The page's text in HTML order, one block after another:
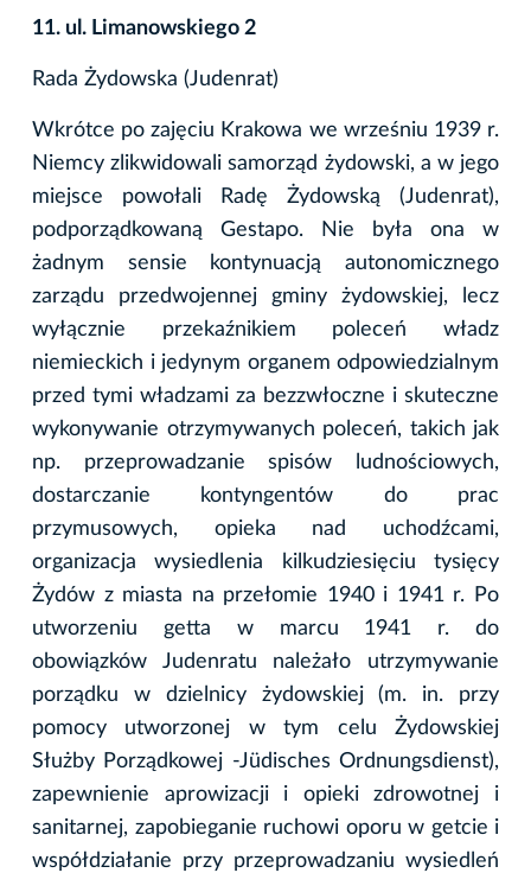
11. ul. Limanowskiego 2
Rada Żydowska (Judenrat)
Wkrótce po zajęciu Krakowa we wrześniu 1939 r.
Niemcy zlikwidowali samorząd żydowski, a w jego
miejsce powołali Radę Żydowską (Judenrat),
podporządkowaną Gestapo. Nie była ona w
żadnym sensie kontynuacją autonomicznego
zarządu przedwojennej gminy żydowskiej, lecz
wyłącznie przekaźnikiem poleceń władz
niemieckich i jedynym organem odpowiedzialnym
przed tymi władzami za bezzwłoczne i skuteczne
wykonywanie otrzymywanych poleceń, takich jak
np. przeprowadzanie spisów ludnościowych,
dostarczanie kontyngentów do prac
przymusowych, opieka nad uchodźcami,
organizacja wysiedlenia kilkudziesięciu tysięcy
Żydów z miasta na przełomie 1940 i 1941 r. Po
utworzeniu getta w marcu 1941 r. do
obowiązków Judenratu należało utrzymywanie
porządku w dzielnicy żydowskiej (m. in. przy
pomocy utworzonej w tym celu Żydowskiej
Służby Porządkowej -Jüdisches Ordnungsdienst),
zapewnienie aprowizacji i opieki zdrowotnej i
sanitarnej, zapobieganie ruchowi oporu w getcie i
współdziałanie przy przeprowadzaniu wysiedleń